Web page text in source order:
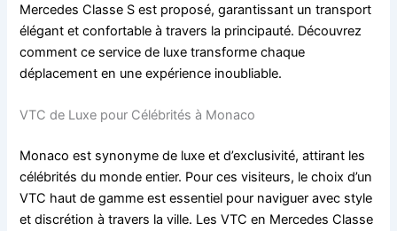
Mercedes Classe S est proposé, garantissant un transport
élégant et confortable à travers la principauté. Découvrez
comment ce service de luxe transforme chaque
déplacement en une expérience inoubliable.
VTC de Luxe pour Célébrités à Monaco
Monaco est synonyme de luxe et d’exclusivité, attirant les
célébrités du monde entier. Pour ces visiteurs, le choix d’un
VTC haut de gamme est essentiel pour naviguer avec style
et discrétion à travers la ville. Les VTC en Mercedes Classe